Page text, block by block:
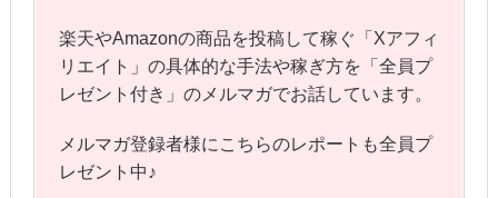
楽天やAmazonの商品を投稿して稼ぐ「Xアフィ
リエイト」の具体的な手法や稼ぎ方を「全員プ
レゼント付き」のメルマガでお話しています。
メルマガ登録者様にこちらのレポートも全員プ
レゼント中♪